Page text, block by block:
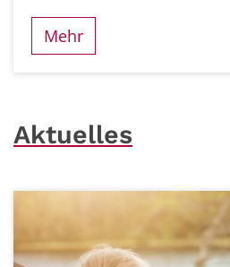
Mehr
Aktuelles